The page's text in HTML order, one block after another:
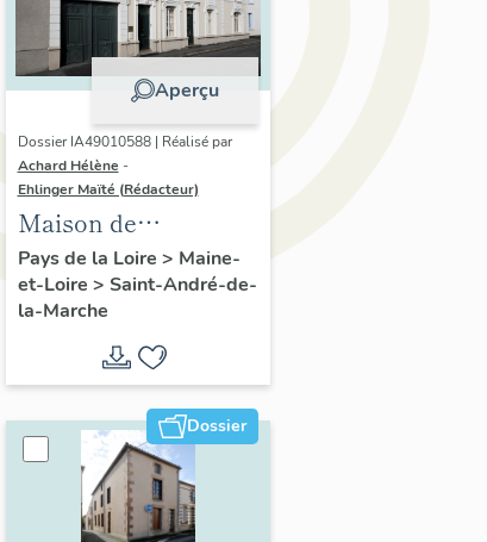
Aperçu
Dossier IA49010588 | Réalisé par
Achard Hélène -
Ehlinger Maïté (Rédacteur)
Maison de
l'industriel Elie
Durand, fondateur
de l'Usine Durand-
Chéné et de M.
Aigrault, directeur
de l'Usine Morinière,
11 place de l' Aire-du-
Four, Saint-André-
de-la-Marche
Pays de la Loire > Maine-
et-Loire > Saint-André-de-
la-Marche
Dossier